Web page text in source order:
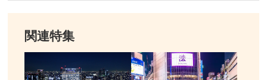
関連特集